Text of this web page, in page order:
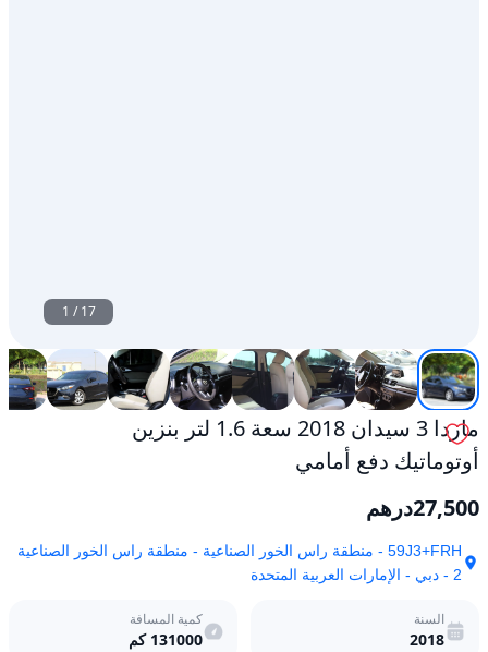
1 /17
مازدا 3 سيدان 2018 سعة 1.6 لتر بنزين
أوتوماتيك دفع أمامي
27,500درهم
59J3+FRH - منطقة راس الخور الصناعية - منطقة راس الخور الصناعية
2 - دبي - الإمارات العربية المتحدة
السنة
2018
كمية المسافة
131000 كم